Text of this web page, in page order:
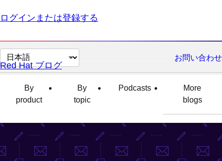
ログインまたは登録する
ペ
ー
語
選
お問い合わせ
Red Hat ブログ
By
product
By
topic
Podcasts
More
blogs